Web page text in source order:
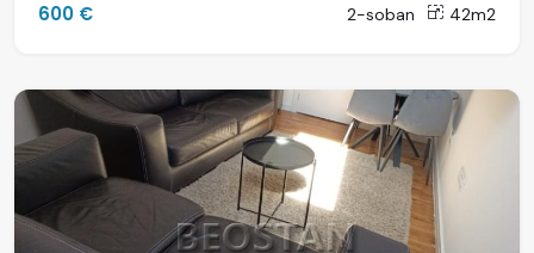
600 € 2-soban 42m2